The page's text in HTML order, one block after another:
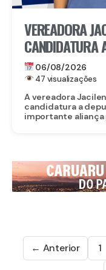
VEREADORA
CANDIDATURA
FECHA
ARRAES EM
06/08/2026
47 visualizações
A vereadora
candidatura a
importante aliança
← Anterior 1